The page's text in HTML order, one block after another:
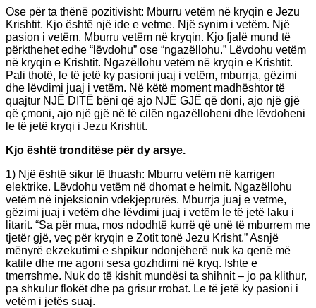
Ose për ta thënë pozitivisht: Mburru vetëm në kryqin e Jezu
Krishtit. Kjo është një ide e vetme. Një synim i vetëm. Një
pasion i vetëm. Mburru vetëm në kryqin. Kjo fjalë mund të
përkthehet edhe “lëvdohu” ose “ngazëllohu.” Lëvdohu vetëm
në kryqin e Krishtit. Ngazëllohu vetëm në kryqin e Krishtit.
Pali thotë, le të jetë ky pasioni juaj i vetëm, mburrja, gëzimi
dhe lëvdimi juaj i vetëm. Në këtë moment madhështor të
quajtur NJË DITË bëni që ajo NJË GJË që doni, ajo një gjë
që çmoni, ajo një gjë në të cilën ngazëlloheni dhe lëvdoheni
le të jetë kryqi i Jezu Krishtit.
Kjo është tronditëse për dy arsye.
1) Një është sikur të thuash: Mburru vetëm në karrigen
elektrike. Lëvdohu vetëm në dhomat e helmit. Ngazëllohu
vetëm në injeksionin vdekjeprurës. Mburrja juaj e vetme,
gëzimi juaj i vetëm dhe lëvdimi juaj i vetëm le të jetë laku i
litarit. “Sa për mua, mos ndodhtë kurrë që unë të mburrem me
tjetër gjë, veç për kryqin e Zotit tonë Jezu Krisht.” Asnjë
mënyrë ekzekutimi e shpikur ndonjëherë nuk ka qenë më
katile dhe me agoni sesa gozhdimi në kryq. Ishte e
tmerrshme. Nuk do të kishit mundësi ta shihnit – jo pa klithur,
pa shkulur flokët dhe pa grisur rrobat. Le të jetë ky pasioni i
vetëm i jetës suaj.